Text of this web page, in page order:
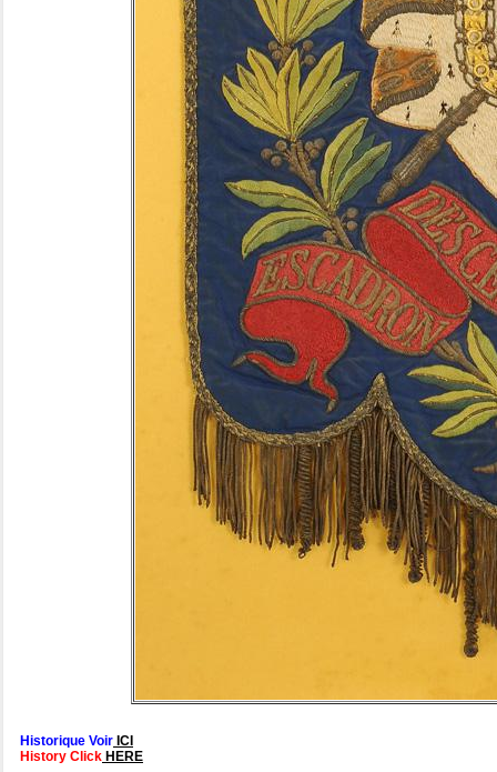
Historique Voir ICI
History Click HERE